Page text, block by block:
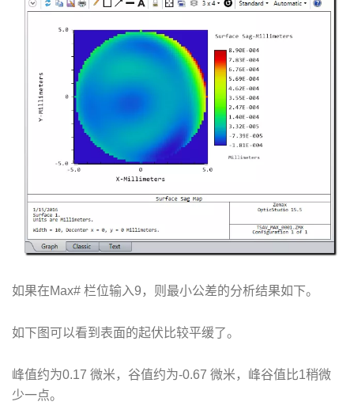
如果在Max# 栏位输入9，则最小公差的分析结果如下。
如下图可以看到表面的起伏比较平缓了。
峰值约为0.17 微米，谷值约为-0.67 微米，峰谷值比1稍微
少一点。